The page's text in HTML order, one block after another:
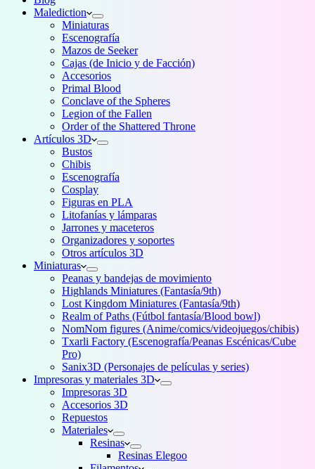
Malediction
Miniaturas
Escenografía
Mazos de Seeker
Cajas (de Inicio y de Facción)
Accesorios
Primal Blood
Conclave of the Spheres
Legion of the Fallen
Order of the Shattered Throne
Artículos 3D
Bustos
Chibis
Escenografía
Cosplay
Figuras en PLA
Litofanías y lámparas
Jarrones y maceteros
Organizadores y soportes
Otros artículos 3D
Miniaturas
Peanas y bandejas de movimiento
Highlands Miniatures (Fantasía/9th)
Lost Kingdom Miniatures (Fantasía/9th)
Realm of Paths (Fútbol fantasía/Blood bowl)
NomNom figures (Anime/comics/videojuegos/chibis)
Txarli Factory (Escenografía/Peanas Escénicas/Cube
Pro)
Sanix3D (Personajes de películas y series)
Impresoras y materiales 3D
Impresoras 3D
Accesorios 3D
Repuestos
Materiales
Resinas
Resinas Elegoo